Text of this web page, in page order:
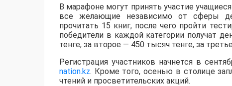
В марафоне могут принять участие
все желающие независимо от сферы
прочитать 15 книг, после чего пройти
победители в каждой категории получат
тенге, за второе — 450 тысяч тенге, за
Регистрация участников начнется в
nation.kz. Кроме того, осенью в столице
чтений и просветительских акций.